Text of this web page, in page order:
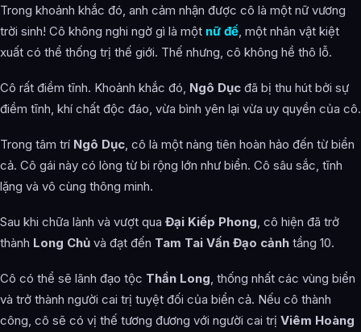
Trong khoảnh khắc đó, anh cảm nhận được cô là một nữ vương
trời sinh! Cô không nghi ngờ gì là một nữ đế , một nhân vật kiệt
xuất có thể thống trị thế giới. Thế nhưng, cô không hề thô lỗ.
Cô rất điềm tĩnh. Khoảnh khắc đó, Ngô Dục đã bị thu hút bởi sự
điềm tĩnh, khí chất độc đáo, vừa bình yên lại vừa uy quyền của cô.
Trong tâm trí Ngô Dục , cô là một nàng tiên hoàn hảo đến từ biển
cả. Cô gái này có lòng từ bi rộng lớn như biển. Cô sâu sắc, tĩnh
lặng và vô cùng thông minh.
Sau khi chữa lành và vượt qua Đại Kiếp Phong , cô hiện đã trở
thành Long Chủ và đạt đến Tam Tai Vấn Đạo cảnh tầng 10.
Cô có thể sẽ lãnh đạo tộc Thần Long , thống nhất các vùng biển
và trở thành người cai trị tuyệt đối của biển cả. Nếu cô thành
công, cô sẽ có vị thế tương đương với người cai trị Viêm Hoàng